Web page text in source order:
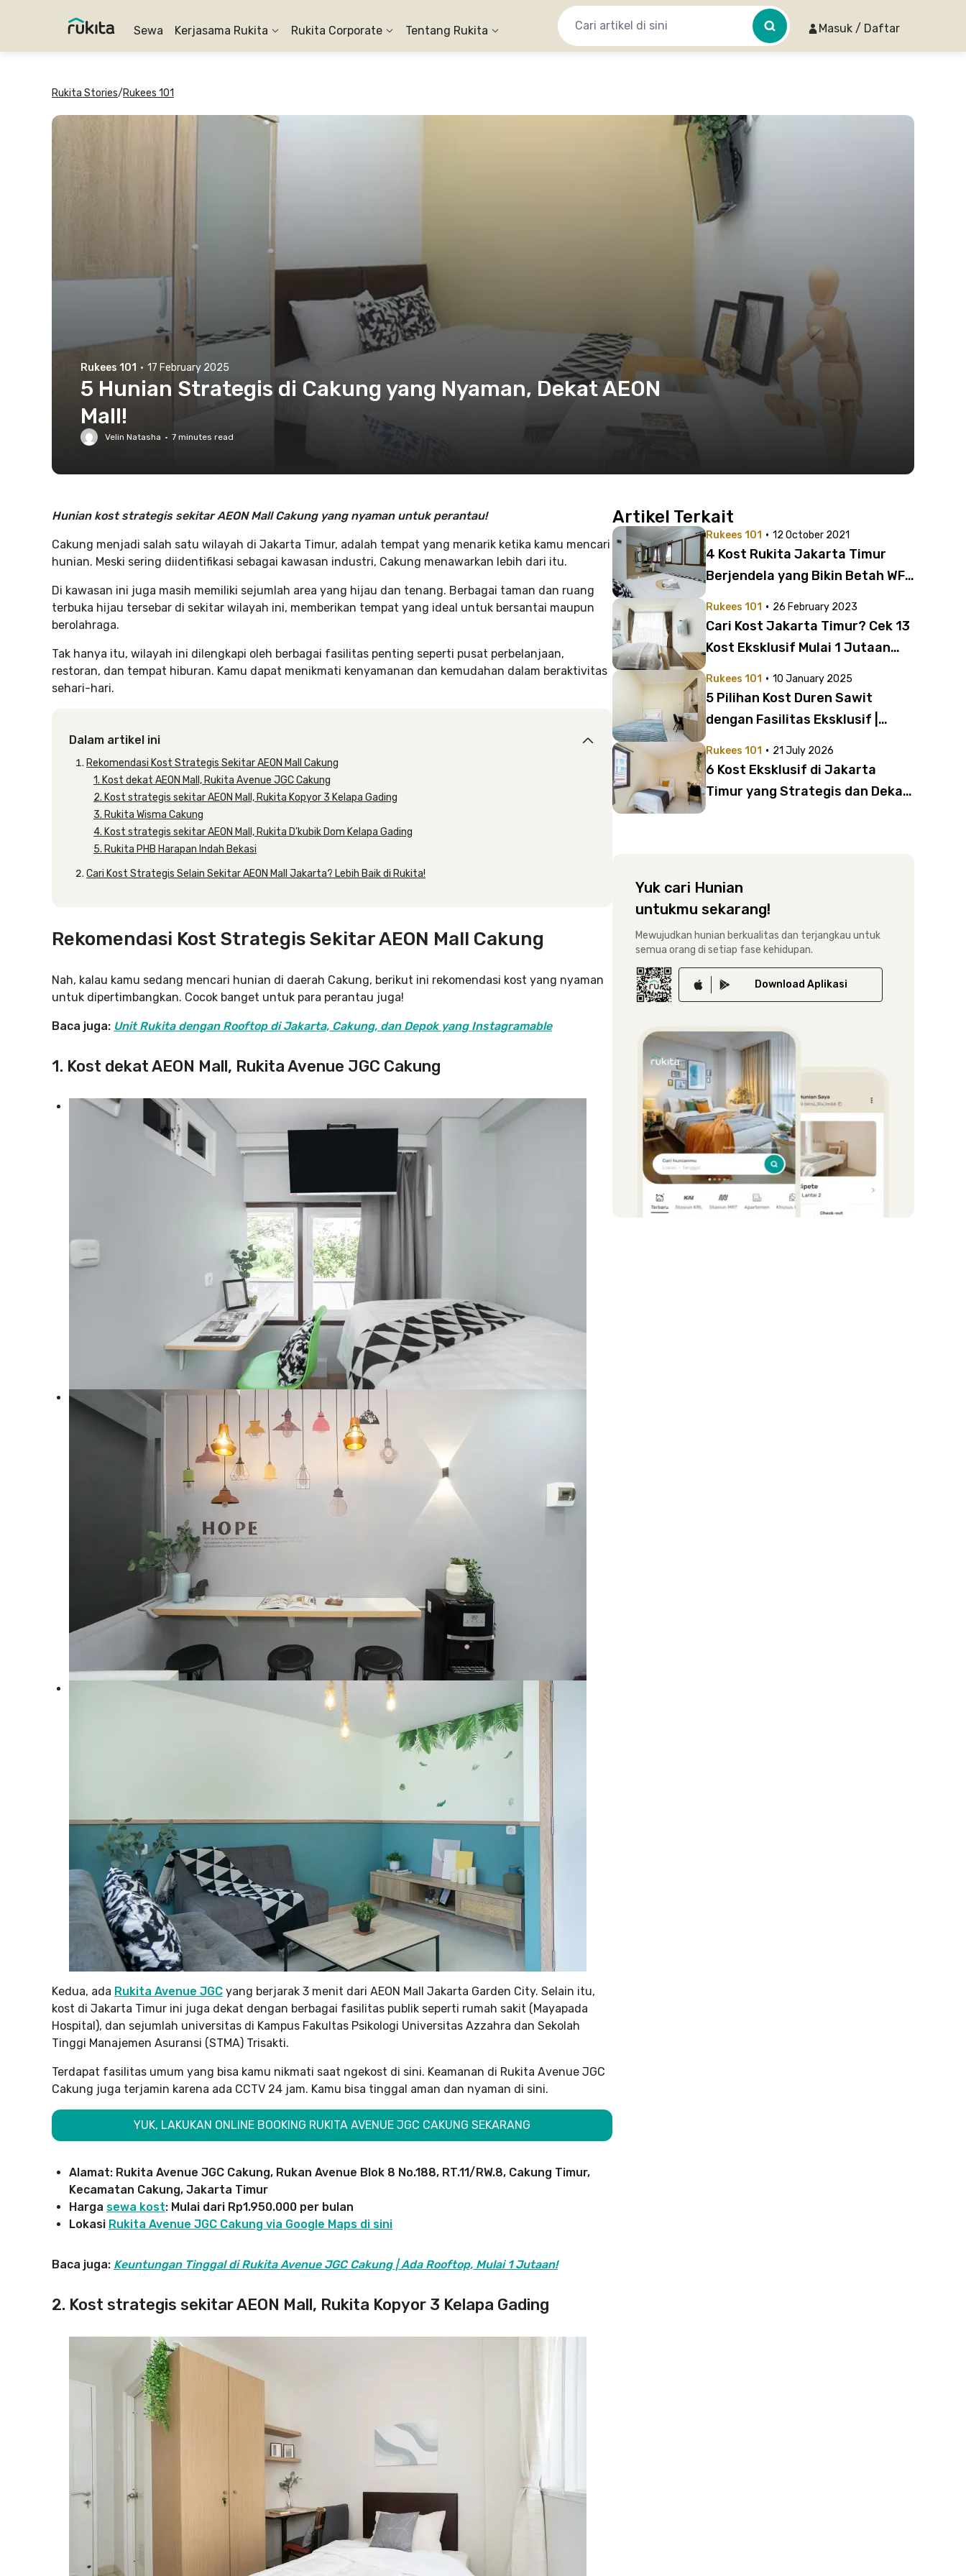
Sewa Kerjasama Rukita Rukita Corporate Tentang Rukita Masuk / Daftar
Rukita Stories/Rukees 101
Rukees 101 · 17 February 2025
5 Hunian Strategis di Cakung yang Nyaman, Dekat AEON
Mall!
Velin Natasha · 7 minutes read
Hunian kost strategis sekitar AEON Mall Cakung yang nyaman untuk perantau!
Cakung menjadi salah satu wilayah di Jakarta Timur, adalah tempat yang menarik ketika kamu mencari
hunian. Meski sering diidentifikasi sebagai kawasan industri, Cakung menawarkan lebih dari itu.
Di kawasan ini juga masih memiliki sejumlah area yang hijau dan tenang. Berbagai taman dan ruang
terbuka hijau tersebar di sekitar wilayah ini, memberikan tempat yang ideal untuk bersantai maupun
berolahraga.
Tak hanya itu, wilayah ini dilengkapi oleh berbagai fasilitas penting seperti pusat perbelanjaan,
restoran, dan tempat hiburan. Kamu dapat menikmati kenyamanan dan kemudahan dalam beraktivitas
sehari-hari.
Dalam artikel ini
Rekomendasi Kost Strategis Sekitar AEON Mall Cakung
1. Kost dekat AEON Mall, Rukita Avenue JGC Cakung
2. Kost strategis sekitar AEON Mall, Rukita Kopyor 3 Kelapa Gading
3. Rukita Wisma Cakung
4. Kost strategis sekitar AEON Mall, Rukita D’kubik Dom Kelapa Gading
5. Rukita PHB Harapan Indah Bekasi
Cari Kost Strategis Selain Sekitar AEON Mall Jakarta? Lebih Baik di Rukita!
Rekomendasi Kost Strategis Sekitar AEON Mall Cakung
Nah, kalau kamu sedang mencari hunian di daerah Cakung, berikut ini rekomendasi kost yang nyaman
untuk dipertimbangkan. Cocok banget untuk para perantau juga!
Baca juga: Unit Rukita dengan Rooftop di Jakarta, Cakung, dan Depok yang Instagramable
1. Kost dekat AEON Mall, Rukita Avenue JGC Cakung
Kedua, ada Rukita Avenue JGC yang berjarak 3 menit dari AEON Mall Jakarta Garden City. Selain itu,
kost di Jakarta Timur ini juga dekat dengan berbagai fasilitas publik seperti rumah sakit (Mayapada
Hospital), dan sejumlah universitas di Kampus Fakultas Psikologi Universitas Azzahra dan Sekolah
Tinggi Manajemen Asuransi (STMA) Trisakti.
Terdapat fasilitas umum yang bisa kamu nikmati saat ngekost di sini. Keamanan di Rukita Avenue JGC
Cakung juga terjamin karena ada CCTV 24 jam. Kamu bisa tinggal aman dan nyaman di sini.
YUK, LAKUKAN ONLINE BOOKING RUKITA AVENUE JGC CAKUNG SEKARANG
Alamat: Rukita Avenue JGC Cakung, Rukan Avenue Blok 8 No.188, RT.11/RW.8, Cakung Timur,
Kecamatan Cakung, Jakarta Timur
Harga sewa kost: Mulai dari Rp1.950.000 per bulan
Lokasi Rukita Avenue JGC Cakung via Google Maps di sini
Baca juga: Keuntungan Tinggal di Rukita Avenue JGC Cakung | Ada Rooftop, Mulai 1 Jutaan!
2. Kost strategis sekitar AEON Mall, Rukita Kopyor 3 Kelapa Gading
Artikel Terkait
Rukees 101 · 12 October 2021
4 Kost Rukita Jakarta Timur
Berjendela yang Bikin Betah WFH
Rukees 101 · 26 February 2023
Cari Kost Jakarta Timur? Cek 13
Kost Eksklusif Mulai 1 Jutaan
Rukees 101 · 10 January 2025
5 Pilihan Kost Duren Sawit
dengan Fasilitas Eksklusif |
Rukees 101 · 21 July 2026
6 Kost Eksklusif di Jakarta
Timur yang Strategis dan Dekat
Yuk cari Hunian
untukmu sekarang!
Mewujudkan hunian berkualitas dan terjangkau untuk
semua orang di setiap fase kehidupan.
Download Aplikasi